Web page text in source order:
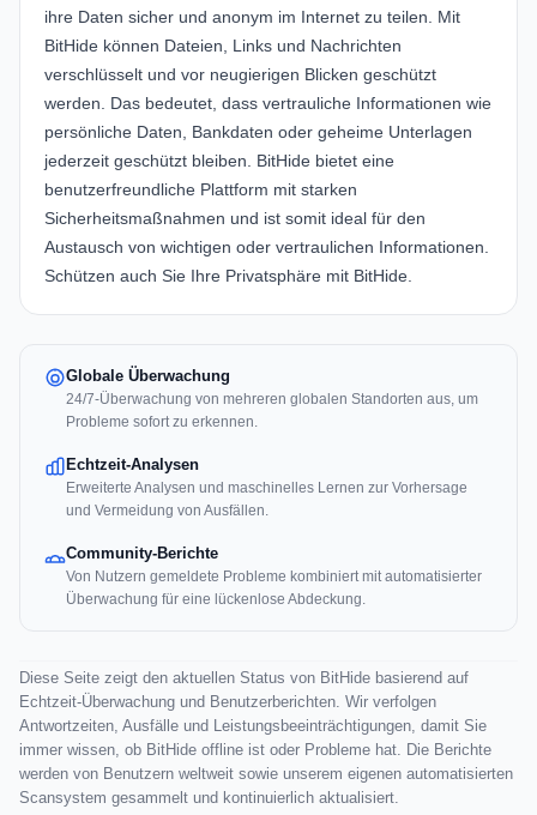
ihre Daten sicher und anonym im Internet zu teilen. Mit
BitHide können Dateien, Links und Nachrichten
verschlüsselt und vor neugierigen Blicken geschützt
werden. Das bedeutet, dass vertrauliche Informationen wie
persönliche Daten, Bankdaten oder geheime Unterlagen
jederzeit geschützt bleiben. BitHide bietet eine
benutzerfreundliche Plattform mit starken
Sicherheitsmaßnahmen und ist somit ideal für den
Austausch von wichtigen oder vertraulichen Informationen.
Schützen auch Sie Ihre Privatsphäre mit BitHide.
Globale Überwachung
24/7-Überwachung von mehreren globalen Standorten aus, um
Probleme sofort zu erkennen.
Echtzeit-Analysen
Erweiterte Analysen und maschinelles Lernen zur Vorhersage
und Vermeidung von Ausfällen.
Community-Berichte
Von Nutzern gemeldete Probleme kombiniert mit automatisierter
Überwachung für eine lückenlose Abdeckung.
Diese Seite zeigt den aktuellen Status von BitHide basierend auf
Echtzeit-Überwachung und Benutzerberichten. Wir verfolgen
Antwortzeiten, Ausfälle und Leistungsbeeinträchtigungen, damit Sie
immer wissen, ob BitHide offline ist oder Probleme hat. Die Berichte
werden von Benutzern weltweit sowie unserem eigenen automatisierten
Scansystem gesammelt und kontinuierlich aktualisiert.